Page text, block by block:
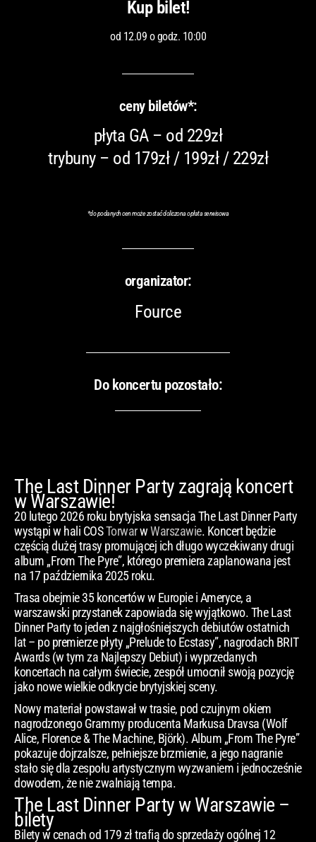
Kup bilet!
od 12.09 o godz. 10:00
ceny biletów*:
płyta GA – od 229zł
trybuny – od 179zł / 199zł / 229zł
*do podanych cen może zostać doliczona opłata serwisowa
organizator:
Fource
Do koncertu pozostało:
The Last Dinner Party zagrają koncert
w Warszawie!
20 lutego 2026 roku brytyjska sensacja The Last Dinner Party
wystąpi w hali COSTorwarwWarszawie. Koncert będzie
częścią dużej trasy promującej ich długo wyczekiwany drugi
album „From The Pyre”, którego premiera zaplanowana jest
na 17 października 2025 roku.
Trasa obejmie 35 koncertów w Europie i Ameryce, a
warszawski przystanek zapowiada się wyjątkowo. The Last
Dinner Party to jeden z najgłośniejszych debiutów ostatnich
lat – po premierze płyty „Prelude to Ecstasy”, nagrodach BRIT
Awards (w tym za Najlepszy Debiut) i wyprzedanych
koncertach na całym świecie, zespół umocnił swoją pozycję
jako nowe wielkie odkrycie brytyjskiej sceny.
Nowy materiał powstawał w trasie, pod czujnym okiem
nagrodzonego Grammy producenta Markusa Dravsa (Wolf
Alice, Florence & The Machine, Björk). Album „From The Pyre”
pokazuje dojrzalsze, pełniejsze brzmienie, a jego nagranie
stało się dla zespołu artystycznym wyzwaniem i jednocześnie
dowodem, że nie zwalniają tempa.
The Last Dinner Party w Warszawie –
bilety
Bilety w cenach od 179 zł trafią do sprzedaży ogólnej 12